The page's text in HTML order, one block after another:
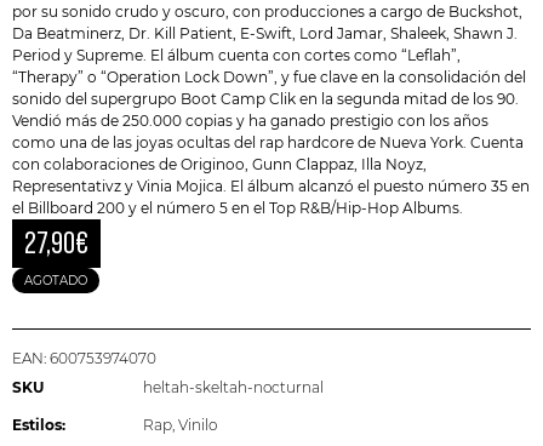
por su sonido crudo y oscuro, con producciones a cargo de Buckshot,
Da Beatminerz, Dr. Kill Patient, E-Swift, Lord Jamar, Shaleek, Shawn J.
Period y Supreme. El álbum cuenta con cortes como “Leflah”,
“Therapy” o “Operation Lock Down”, y fue clave en la consolidación del
sonido del supergrupo Boot Camp Clik en la segunda mitad de los 90.
Vendió más de 250.000 copias y ha ganado prestigio con los años
como una de las joyas ocultas del rap hardcore de Nueva York. Cuenta
con colaboraciones de Originoo, Gunn Clappaz, Illa Noyz,
Representativz y Vinia Mojica. El álbum alcanzó el puesto número 35 en
el Billboard 200 y el número 5 en el Top R&B/Hip-Hop Albums.
27,90€
AGOTADO
EAN: 600753974070
SKU
heltah-skeltah-nocturnal
Estilos: Rap, Vinilo